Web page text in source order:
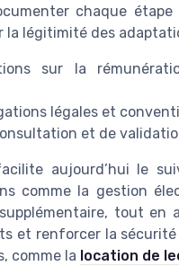
chaque
légitimité des
sur la
légales et
et de
aujourd’hui le
comme la gestion
tout en
et renforcer la
comme la location de